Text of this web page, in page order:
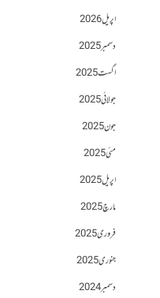
اپریل 2026
دسمبر 2025
اگست 2025
جولائی 2025
جون 2025
مئی 2025
اپریل 2025
مارچ 2025
فروری 2025
جنوری 2025
دسمبر 2024